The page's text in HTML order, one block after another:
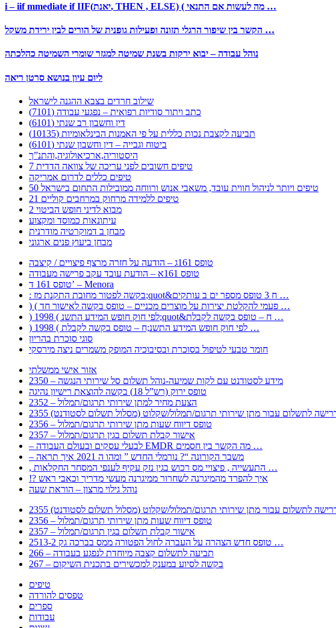
i – iif mmediate if IIF(יאנת, THEN , ELSE) ( מה לעשות אם התנאי …
הקשר בין שיפור הרגלי תזונה ופעילות גופנית של הורים לבין ירידת משקל …
נוהל עבודה – יבוא ירקות בשנת שמיטה למגזר שומרי השמיטה כהלכתה
ליום עיון בנושא סרטן ריאה
שילוב חרדים בצבא ההגנה לישראל
כתב ויתור סודיות רפואית – נפגעי עבודה (7101)
דין וחשבון רב שנתי (6101)
תביעה לקצבת נכות כללית על פי האמנות הבינלאומיות (10135)
ביטוח וגבייה – דין וחשבון שנתי (6101)
היסטוריה,ארכיאולוגיה,והתנ”ך
7 טיפים חשובים לפני עריכה של צוואה הדדית
טיפים כללים לדרום אמריקה
50 טיפים ויותר לניהול חווית עובד, משאבי אנוש ורווחה ממובילות התחום בישראל
21 טיפים ללמידה מרחוק במרחבים קוליים
מבוא לדיני חופש הביטוי 2
עיתונאות כמוסד ומקצוע
מבחן ב דמוקרטיה מודרנית
מבחן ביעוץ פנים ארגוני
טופס 161ג – הודעה על חזרה מרצף פיצויים / קיצבה
טופס 161א – הודעת עובד עקב פרישה מעבודה
טופס 161 ד’ – Menora
: בקשה לפטור מחובת התקנת מז;quot&ח 3 טופס מספר ים ב עותקים …
) ( פעמי להקלטת יצירות על מוצרים מכניים – טופס בקשה לאישור חד …
) 1998 ( לפי חוק חופש המידע התשנ;quot&ח – טופס בקשה לקבלת …
) 1998 ( לפי חוק חופש המידע התשנ;ח – טופס בקשה לקבלת …
סוגי סוכרת בהריון
חומר טבעי לטיפול בסוכרת ובסיבוכיה המופק משמרים ניצה מירסקי
אזור אישי ממשלתי
2350 – מידע לסטודנט עם לקות שמיעה-נוהל תשלום סל שירותי הנגשה
טופס ירוק (רש”ל 18) בקשה להוצאת רישיון נהיגה
2352 – הצעת מחיר למתן שירותי תרגום/תמלול
דרישה לתשלום עבור מתן שירותי תרגום/תמלול/שקלוט (מסלול תשלום לסטודנט)
2356 – טופס דיווח שעות מתן שירותי תרגום/תמלול
2357 – אישור קבלת תשלום בגין תרגום/תמלול
– לבעלי עסקים ובעולם העבודה EMDR מה הקשר בין חסמים …
– משבר הקורונה “? נורמלי החדש ” ומהו ה 2021 איך תראה
, התעשייה , פיצויי מס רכוש בגין נזק עקיף לענפי המסחר החקלאות …
!? איך להפרד מהמיגרנה לשחרור ממיגרנה מעשי מדריך וכאבי ראש
נוהל גילוי מרצון – הוראת שעה
דרישה לתשלום עבור מתן שירותי תרגום/תמלול/שקלוט (מסלול תשלום לסטודנט)
2356 – טופס דיווח שעות מתן שירותי תרגום/תמלול
2357 – אישור קבלת תשלום בגין תרגום/תמלול
2513-2 טופס חדש הצהרה על העברה לחול הפטורה ממס בברכה גק …
266 – תביעה לתשלום קצבה מיוחדת לנפגע בעבודה
267 – בקשה לסיוע במענק למכשירים בתכנית השיקום
טיפים
טפסים להורדה
ספרים
עבודות